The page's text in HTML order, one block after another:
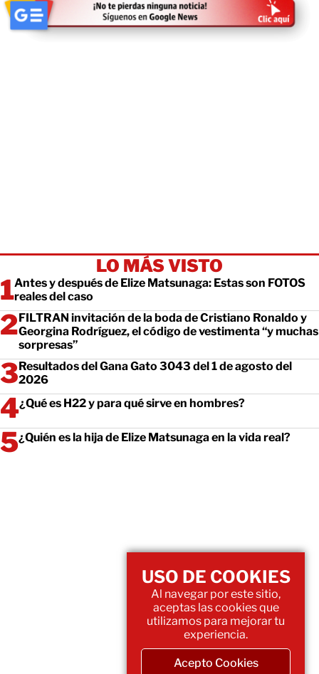
LO MÁS VISTO
Antes y después de Elize Matsunaga: Estas son FOTOS
reales del caso
FILTRAN invitación de la boda de Cristiano Ronaldo y
Georgina Rodríguez, el código de vestimenta “y muchas
sorpresas”
Resultados del Gana Gato 3043 del 1 de agosto del
2026
¿Qué es H22 y para qué sirve en hombres?
¿Quién es la hija de Elize Matsunaga en la vida real?
USO DE COOKIES
Al navegar por este sitio,
aceptas las cookies que
utilizamos para mejorar tu
experiencia.
Acepto Cookies